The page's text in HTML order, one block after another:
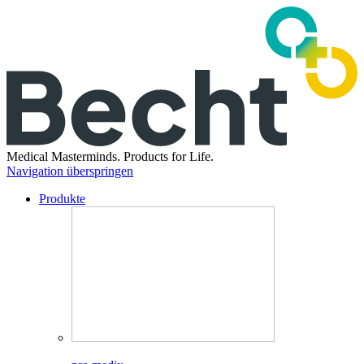
Medical Masterminds. Products for Life.
Navigation überspringen
Produkte